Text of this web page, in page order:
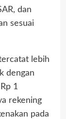
dan
sesuai
lebih
dengan
1
rekening
pada